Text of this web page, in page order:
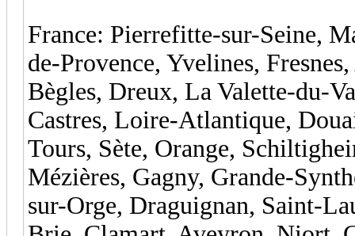
France: Pierrefitte-sur-Seine,
de-Provence, Yvelines,
Bègles, Dreux, La Valette-du-
Castres, Loire-Atlantique,
Tours, Sète, Orange,
Mézières, Gagny, Grande-
sur-Orge, Draguignan, Saint-